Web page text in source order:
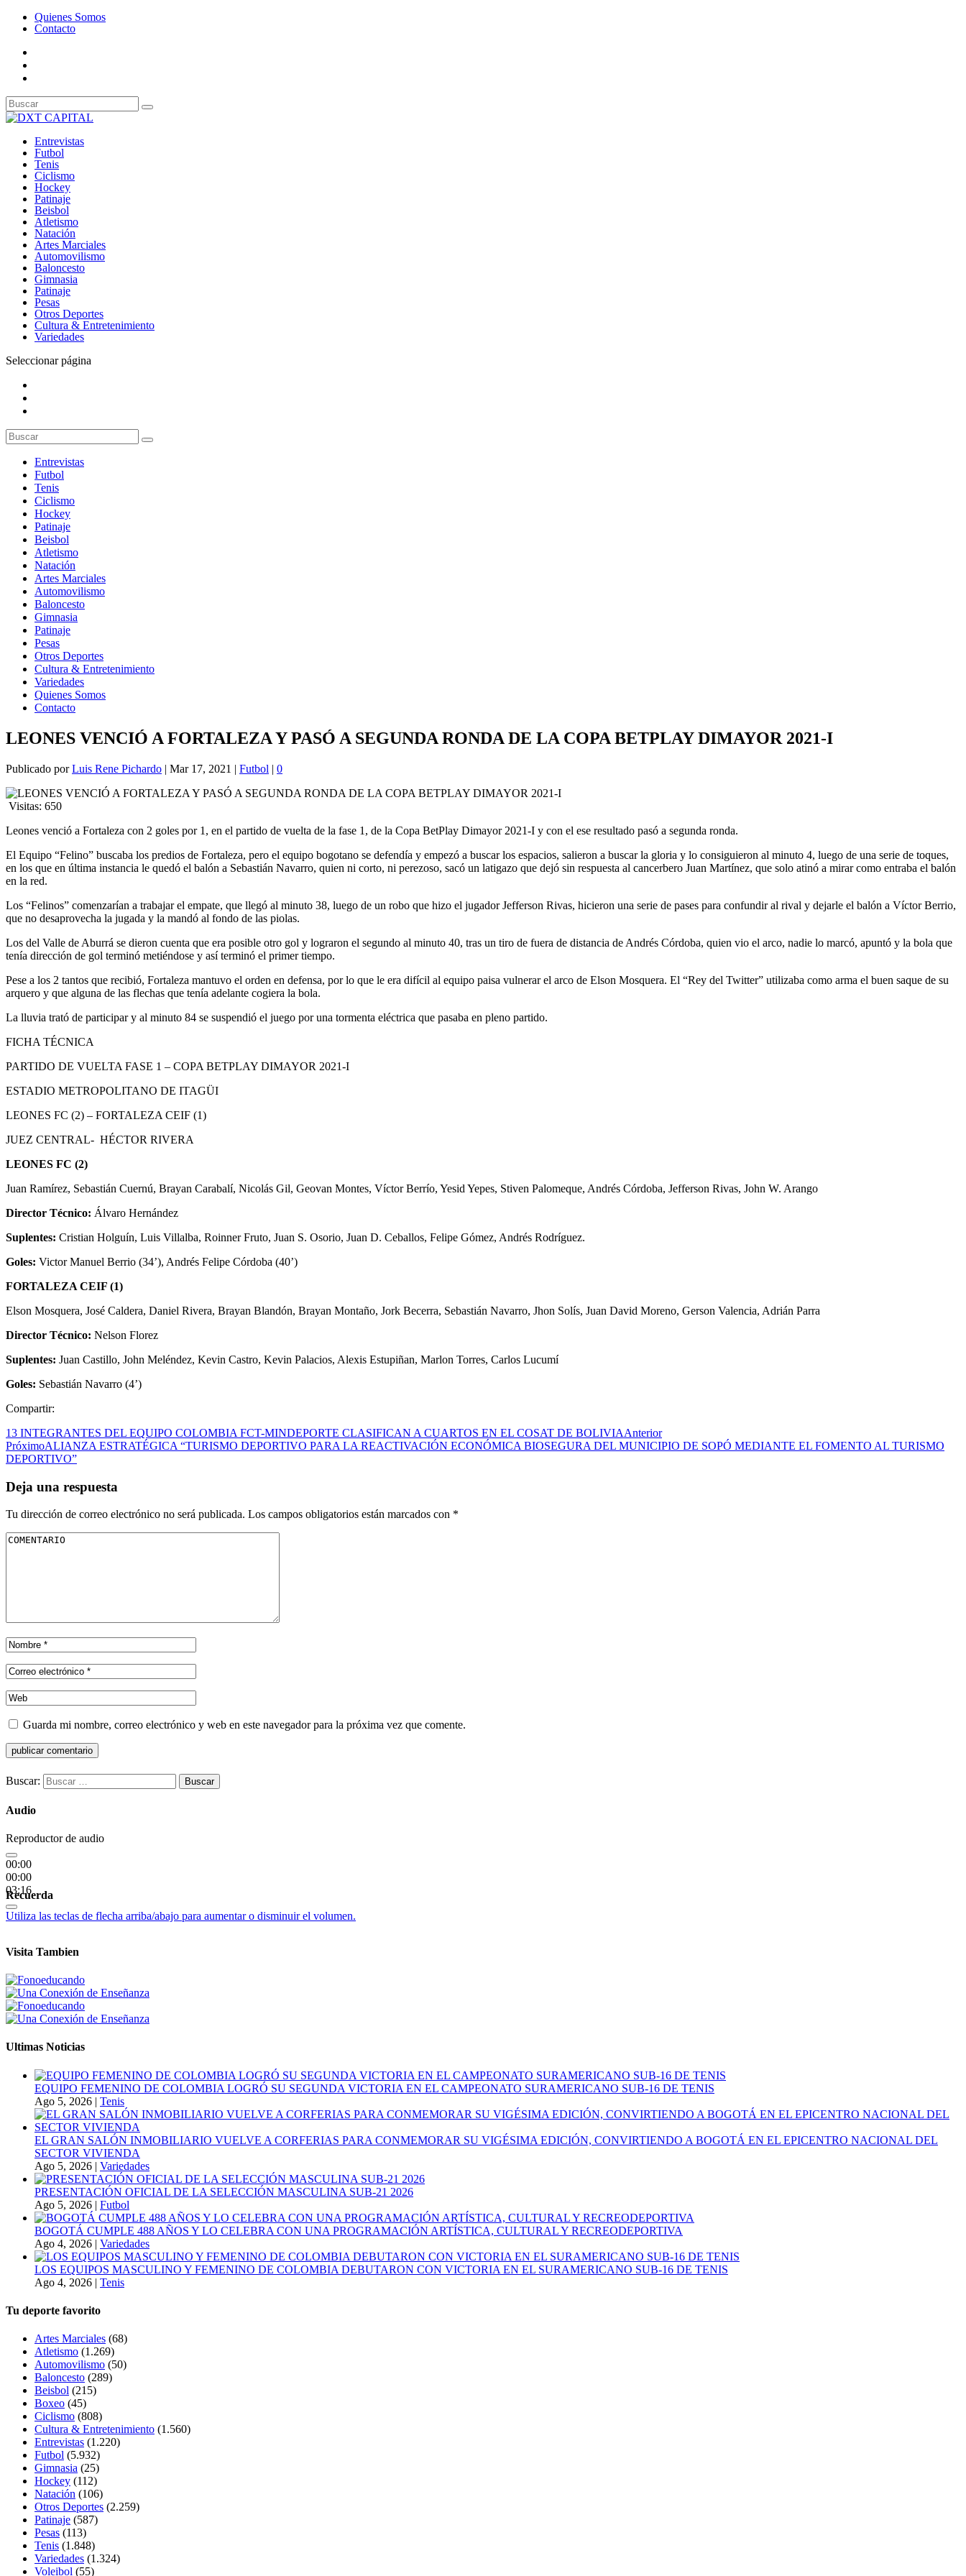
Quienes Somos
Contacto
Entrevistas
Futbol
Tenis
Ciclismo
Hockey
Patinaje
Beisbol
Atletismo
Natación
Artes Marciales
Automovilismo
Baloncesto
Gimnasia
Patinaje
Pesas
Otros Deportes
Cultura & Entretenimiento
Variedades
Seleccionar página
Entrevistas
Futbol
Tenis
Ciclismo
Hockey
Patinaje
Beisbol
Atletismo
Natación
Artes Marciales
Automovilismo
Baloncesto
Gimnasia
Patinaje
Pesas
Otros Deportes
Cultura & Entretenimiento
Variedades
Quienes Somos
Contacto
LEONES VENCIÓ A FORTALEZA Y PASÓ A SEGUNDA RONDA DE LA COPA BETPLAY DIMAYOR 2021-I
Publicado porLuis Rene Pichardo | Mar 17, 2021 | Futbol | 0
Visitas: 650
Leones venció a Fortaleza con 2 goles por 1, en el partido de vuelta de la fase 1, de la Copa BetPlay Dimayor 2021-I y con el ese resultado pasó a segunda ronda.
El Equipo “Felino” buscaba los predios de Fortaleza, pero el equipo bogotano se defendía y empezó a buscar los espacios, salieron a buscar la gloria y lo consiguieron al minuto 4, luego de una serie de toques,
en los que en última instancia le quedó el balón a Sebastián Navarro, quien ni corto, ni perezoso, sacó un latigazo que dejó sin respuesta al cancerbero Juan Martínez, que solo atinó a mirar como entraba el balón
en la red.
Los “Felinos” comenzarían a trabajar el empate, que llegó al minuto 38, luego de un robo que hizo el jugador Jefferson Rivas, hicieron una serie de pases para confundir al rival y dejarle el balón a Víctor Berrio,
que no desaprovecha la jugada y la mandó al fondo de las piolas.
Los del Valle de Aburrá se dieron cuenta que era posible otro gol y lograron el segundo al minuto 40, tras un tiro de fuera de distancia de Andrés Córdoba, quien vio el arco, nadie lo marcó, apuntó y la bola que
tenía dirección de gol terminó metiéndose y así terminó el primer tiempo.
Pese a los 2 tantos que recibió, Fortaleza mantuvo el orden en defensa, por lo que le era difícil al equipo paisa vulnerar el arco de Elson Mosquera. El “Rey del Twitter” utilizaba como arma el buen saque de su
arquero y que alguna de las flechas que tenía adelante cogiera la bola.
La lluvia trató de participar y al minuto 84 se suspendió el juego por una tormenta eléctrica que pasaba en pleno partido.
FICHA TÉCNICA
PARTIDO DE VUELTA FASE 1 – COPA BETPLAY DIMAYOR 2021-I
ESTADIO METROPOLITANO DE ITAGÜI
LEONES FC (2) – FORTALEZA CEIF (1)
JUEZ CENTRAL- HÉCTOR RIVERA
LEONES FC (2)
Juan Ramírez, Sebastián Cuernú, Brayan Carabalí, Nicolás Gil, Geovan Montes, Víctor Berrío, Yesid Yepes, Stiven Palomeque, Andrés Córdoba, Jefferson Rivas, John W. Arango
Director Técnico: Álvaro Hernández
Suplentes: Cristian Holguín, Luis Villalba, Roinner Fruto, Juan S. Osorio, Juan D. Ceballos, Felipe Gómez, Andrés Rodríguez.
Goles: Victor Manuel Berrio (34’), Andrés Felipe Córdoba (40’)
FORTALEZA CEIF (1)
Elson Mosquera, José Caldera, Daniel Rivera, Brayan Blandón, Brayan Montaño, Jork Becerra, Sebastián Navarro, Jhon Solís, Juan David Moreno, Gerson Valencia, Adrián Parra
Director Técnico: Nelson Florez
Suplentes: Juan Castillo, John Meléndez, Kevin Castro, Kevin Palacios, Alexis Estupiñan, Marlon Torres, Carlos Lucumí
Goles: Sebastián Navarro (4’)
Compartir:
13 INTEGRANTES DEL EQUIPO COLOMBIA FCT-MINDEPORTE CLASIFICAN A CUARTOS EN EL COSAT DE BOLIVIAAnterior
PróximoALIANZA ESTRATÉGICA “TURISMO DEPORTIVO PARA LA REACTIVACIÓN ECONÓMICA BIOSEGURA DEL MUNICIPIO DE SOPÓ MEDIANTE EL FOMENTO AL TURISMO
DEPORTIVO”
Deja una respuesta
Tu dirección de correo electrónico no será publicada. Los campos obligatorios están marcados con *
Guarda mi nombre, correo electrónico y web en este navegador para la próxima vez que comente.
Buscar:
Audio
Reproductor de audio
00:00
00:00
03:16
Utiliza las teclas de flecha arriba/abajo para aumentar o disminuir el volumen.
Recuerda
Visita Tambien
Ultimas Noticias
EQUIPO FEMENINO DE COLOMBIA LOGRÓ SU SEGUNDA VICTORIA EN EL CAMPEONATO SURAMERICANO SUB-16 DE TENIS
Ago 5, 2026 | Tenis
EL GRAN SALÓN INMOBILIARIO VUELVE A CORFERIAS PARA CONMEMORAR SU VIGÉSIMA EDICIÓN, CONVIRTIENDO A BOGOTÁ EN EL EPICENTRO NACIONAL DEL
SECTOR VIVIENDA
Ago 5, 2026 | Variedades
PRESENTACIÓN OFICIAL DE LA SELECCIÓN MASCULINA SUB-21 2026
Ago 5, 2026 | Futbol
BOGOTÁ CUMPLE 488 AÑOS Y LO CELEBRA CON UNA PROGRAMACIÓN ARTÍSTICA, CULTURAL Y RECREODEPORTIVA
Ago 4, 2026 | Variedades
LOS EQUIPOS MASCULINO Y FEMENINO DE COLOMBIA DEBUTARON CON VICTORIA EN EL SURAMERICANO SUB-16 DE TENIS
Ago 4, 2026 | Tenis
Tu deporte favorito
Artes Marciales (68)
Atletismo (1.269)
Automovilismo (50)
Baloncesto (289)
Beisbol (215)
Boxeo (45)
Ciclismo (808)
Cultura & Entretenimiento (1.560)
Entrevistas (1.220)
Futbol (5.932)
Gimnasia (25)
Hockey (112)
Natación (106)
Otros Deportes (2.259)
Patinaje (587)
Pesas (113)
Tenis (1.848)
Variedades (1.324)
Voleibol (55)